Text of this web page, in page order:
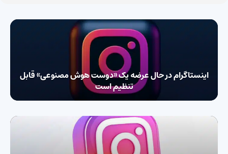
اینستاگرام در حال عرضه یک «دوست هوش مصنوعی» قابل
تنظیم است